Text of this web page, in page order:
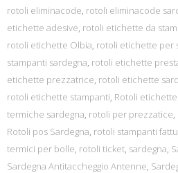
rotoli eliminacode, rotoli eliminacode
etichette adesive, rotoli etichette da
rotoli etichette Olbia, rotoli etichette per
stampanti sardegna, rotoli etichette
etichette prezzatrice, rotoli etichette
rotoli etichette stampanti, Rotoli
termiche sardegna, rotoli per prezzatice,
Rotoli pos Sardegna, rotoli stampanti
termici per bolle, rotoli ticket, sardegna,
Sardegna Antitaccheggio Antenne,